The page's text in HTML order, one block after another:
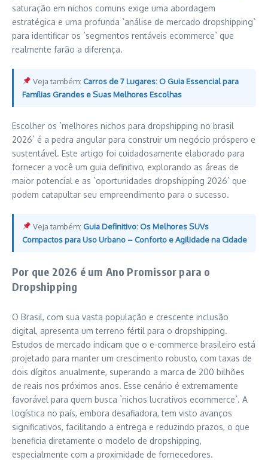
saturação em nichos comuns exige uma abordagem
estratégica e uma profunda `análise de mercado dropshipping`
para identificar os `segmentos rentáveis ecommerce` que
realmente farão a diferença.
Veja também:Carros de 7 Lugares: O Guia Essencial para
Famílias Grandes e Suas Melhores Escolhas
Escolher os `melhores nichos para dropshipping no brasil
2026` é a pedra angular para construir um negócio próspero e
sustentável. Este artigo foi cuidadosamente elaborado para
fornecer a você um guia definitivo, explorando as áreas de
maior potencial e as `oportunidades dropshipping 2026` que
podem catapultar seu empreendimento para o sucesso.
Veja também:Guia Definitivo: Os Melhores SUVs
Compactos para Uso Urbano – Conforto e Agilidade na Cidade
Por que 2026 é um Ano Promissor para o
Dropshipping
O Brasil, com sua vasta população e crescente inclusão
digital, apresenta um terreno fértil para o dropshipping.
Estudos de mercado indicam que o e-commerce brasileiro está
projetado para manter um crescimento robusto, com taxas de
dois dígitos anualmente, superando a marca de 200 bilhões
de reais nos próximos anos. Esse cenário é extremamente
favorável para quem busca `nichos lucrativos ecommerce`. A
logística no país, embora desafiadora, tem visto avanços
significativos, facilitando a entrega e reduzindo prazos, o que
beneficia diretamente o modelo de dropshipping,
especialmente com a proximidade de fornecedores.